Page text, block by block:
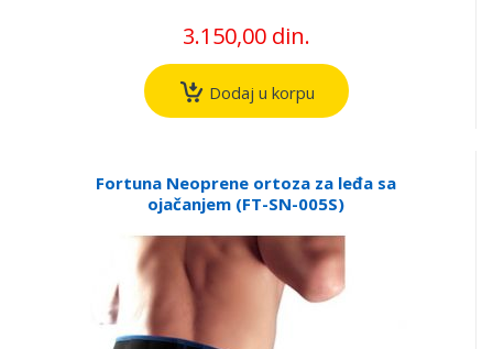
3.150,00 din.
Dodaj u korpu
Fortuna Neoprene ortoza za leđa sa
ojačanjem (FT-SN-005S)